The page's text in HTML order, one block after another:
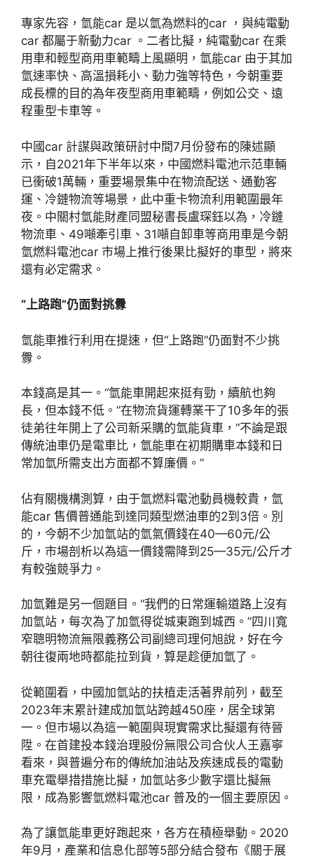
專家先容，氫能car 是以氫為燃料的car ，與純電動
car 都屬于新動力car 。二者比擬，純電動car 在乘
用車和輕型商用車範疇上風顯明，氫能car 由于其加
氫速率快、高溫損耗小、動力強等特色，今朝重要
成長標的目的為年夜型商用車範疇，例如公交、遠
程重型卡車等。
中國car 計謀與政策研討中間7月份發布的陳述顯
示，自2021年下半年以來，中國燃料電池示范車輛
已衝破1萬輛，重要場景集中在物流配送、通勤客
運、冷鏈物流等場景，此中重卡物流利用範圍最年
夜。中關村氫能財產同盟秘書長盧琛鈺以為，冷鏈
物流車、49噸牽引車、31噸自卸車等商用車是今朝
氫燃料電池car 市場上推行後果比擬好的車型，將來
還有必定需求。
“上路跑”仍面對挑釁
氫能車推行利用在提速，但“上路跑”仍面對不少挑
釁。
本錢高是其一。“氫能車開起來挺有勁，續航也夠
長，但本錢不低。”在物流貨運轉業干了10多年的張
徒弟往年開上了公司新采購的氫能貨車，“不論是跟
傳統油車仍是電車比，氫能車在初期購車本錢和日
常加氫所需支出方面都不算廉價。”
佔有關機構測算，由于氫燃料電池動員機較貴，氫
能car 售價普通能到達同類型燃油車的2到3倍。別
的，今朝不少加氫站的氫氣價錢在40—60元/公
斤，市場剖析以為這一價錢需降到25—35元/公斤才
有較強競爭力。
加氫難是另一個題目。“我們的日常運輸道路上沒有
加氫站，每次為了加氫得從城東跑到城西。”四川寬
窄聰明物流無限義務公司副總司理何旭說，好在今
朝往復兩地時都能拉到貨，算是趁便加氫了。
從範圍看，中國加氫站的扶植走活著界前列，截至
2023年末累計建成加氫站跨越450座，居全球第
一。但市場以為這一範圍與現實需求比擬還有待晉
陞。在首建投本錢治理股份無限公司合伙人王嘉寧
看來，與普遍分布的傳統加油站及疾速成長的電動
車充電舉措措施比擬，加氫站多少數字還比擬無
限，成為影響氫燃料電池car 普及的一個主要原因。
為了讓氫能車更好跑起來，各方在積極舉動。2020
年9月，產業和信息化部等5部分結合發布《關于展